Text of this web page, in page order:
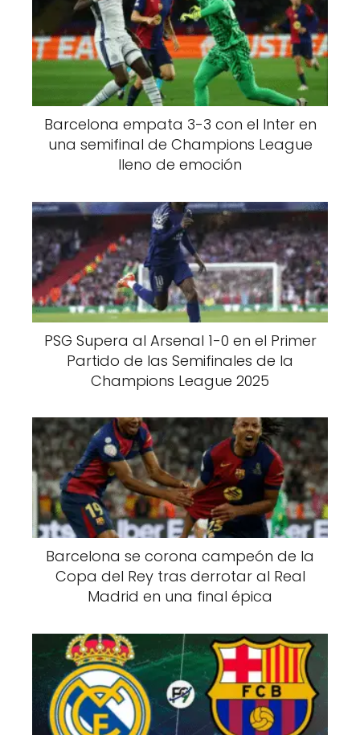
Barcelona empata 3-3 con el Inter en
una semifinal de Champions League
lleno de emoción
PSG Supera al Arsenal 1-0 en el Primer
Partido de las Semifinales de la
Champions League 2025
Barcelona se corona campeón de la
Copa del Rey tras derrotar al Real
Madrid en una final épica